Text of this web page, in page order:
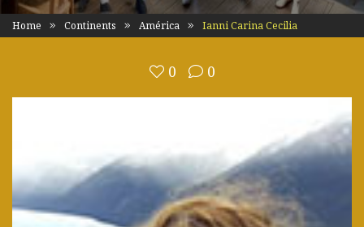
Home Continents América Ianni Carina Cecilia
0 0